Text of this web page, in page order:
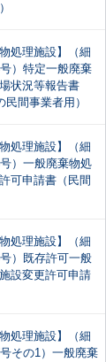
処理施設】（細
）特定一般廃棄
状況等報告書
民間事業者用）
処理施設】（細
）一般廃棄物処
可申請書（民間
処理施設】（細
）既存許可一般
設変更許可申請
処理施設】（細
その1）一般廃棄